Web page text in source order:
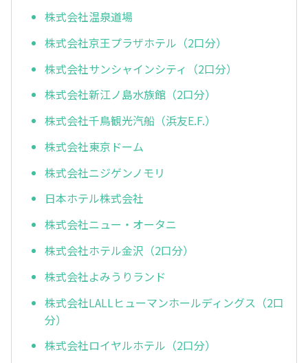
株式会社温泉道場
株式会社京王プラザホテル（2口分）
株式会社サンシャインシティ（2口分）
株式会社新江ノ島水族館（2口分）
株式会社千鳥観光汽船（浜友E.F.）
株式会社東京ドーム
株式会社ニジゲンノモリ
日本ホテル株式会社
株式会社ニュー・オータニ
株式会社ホテル金沢（2口分）
株式会社よみうりランド
株式会社LALLヒューマンホールディングス（2口
分）
株式会社ロイヤルホテル（2口分）